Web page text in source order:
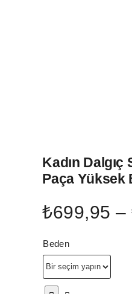
Kadın
Paça Yüksek
₺699,95 –
Beden